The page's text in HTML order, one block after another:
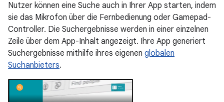
Nutzer können eine Suche auch in Ihrer App starten, indem
sie das Mikrofon über die Fernbedienung oder Gamepad-
Controller. Die Suchergebnisse werden in einer einzelnen
Zeile über dem App-Inhalt angezeigt. Ihre App generiert
Suchergebnisse mithilfe ihres eigenen globalen
Suchanbieters.